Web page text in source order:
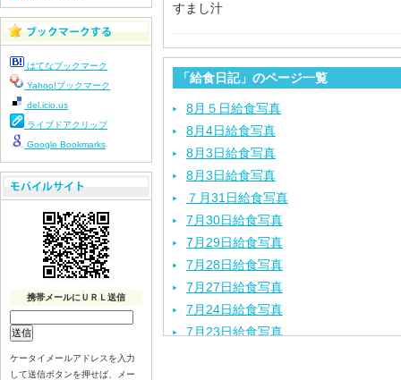
すまし汁
「給食日記」のページ一覧
8月５日給食写真
8月4日給食写真
8月3日給食写真
8月3日給食写真
７月31日給食写真
7月30日給食写真
7月29日給食写真
7月28日給食写真
7月27日給食写真
7月24日給食写真
7月23日給食写真
はてなブックマーク
Yahoo!ブックマーク
del.icio.us
ライブドアクリップ
Google Bookmarks
携帯メールにＵＲＬ送信
ケータイメールアドレスを入力
して送信ボタンを押せば、メー